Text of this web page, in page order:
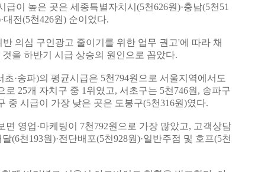
이 높은 곳은 세종특별자치시(5천626원)·충남(5천51
대전(5천426원) 순이었다.
의심 구인광고 줄이기를 위한 업무 권고'에 따라 채
을 하반기 시급 상승의 원인으로 꼽았다.
·송파)의 평균시급은 5천794원으로 서울지역에서도
25개 자치구 중 1위였고, 서초구는 5천746원, 송파구
중 시급이 가장 낮은 곳은 도봉구(5천316원)였다.
영업·마케팅이 7천792원으로 가장 많았고, 고객상담
(6천193원)·전단배포(5천928원)·일반주점 및 호프(5천